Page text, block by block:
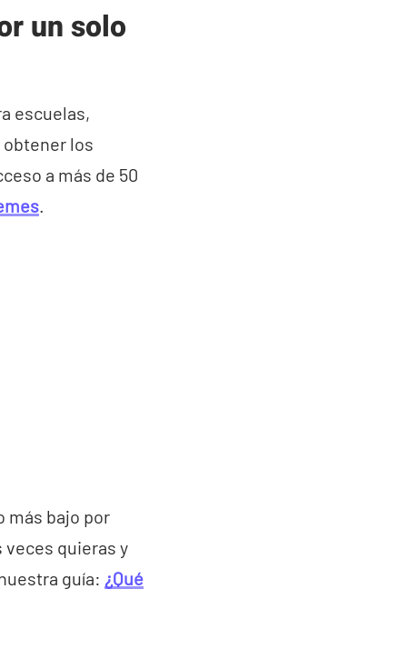
un solo
escuelas,
los
a más de 50
.
más bajo por
quieras y
guía: ¿Qué